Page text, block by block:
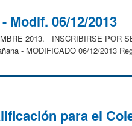
Modif. 06/12/2013
2013. INSCRIBIRSE POR
- MODIFICADO 06/12/2013
para el